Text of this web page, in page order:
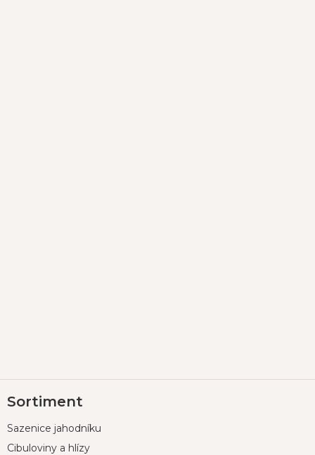
á
a
Sortiment
Sazenice jahodníku
Cibuloviny a hlízy